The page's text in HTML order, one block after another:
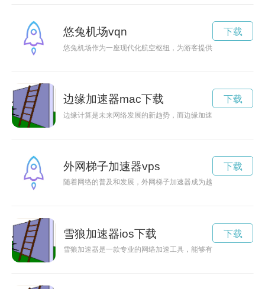
悠兔机场vqn
悠兔机场作为一座现代化航空枢纽，为游客提供便捷、舒适的
下载
边缘加速器mac下载
边缘计算是未来网络发展的新趋势，而边缘加速器则是加快这
下载
外网梯子加速器vps
随着网络的普及和发展，外网梯子加速器成为越来越多用户的
下载
雪狼加速器ios下载
雪狼加速器是一款专业的网络加速工具，能够有效提升网络速
下载